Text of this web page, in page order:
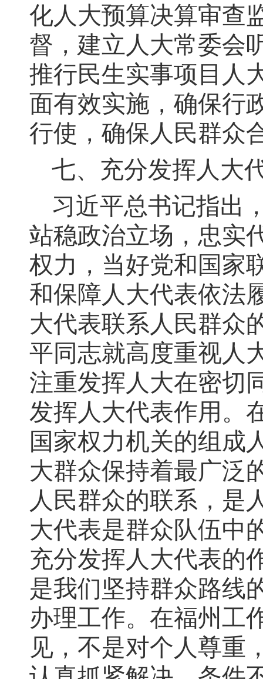
化人大预算决算审查
督，建立人大常委会
推行民生实事项目人
面有效实施，确保行
行使，确保人民群众
七、充分发挥人大
习近平总书记指出
站稳政治立场，忠实
权力，当好党和国家
和保障人大代表依法
大代表联系人民群众
平同志就高度重视人
注重发挥人大在密切
发挥人大代表作用。
国家权力机关的组成
大群众保持着最广泛
人民群众的联系，是
大代表是群众队伍中
充分发挥人大代表的
是我们坚持群众路线
办理工作。在福州工
见，不是对个人尊重